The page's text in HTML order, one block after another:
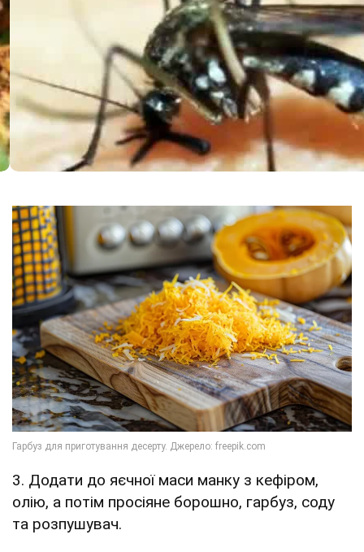
3. Додати до яєчної маси манку з кефіром,
олію, а потім просіяне борошно, гарбуз, соду
та розпушувач.